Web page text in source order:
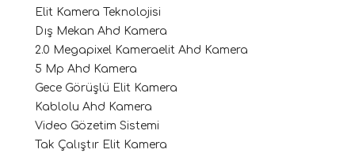
Elit Kamera Teknolojisi
Dış Mekan Ahd Kamera
2.0 Megapixel Kameraelit Ahd Kamera
5 Mp Ahd Kamera
Gece Görüşlü Elit Kamera
Kablolu Ahd Kamera
Video Gözetim Sistemi
Tak Çalıştır Elit Kamera